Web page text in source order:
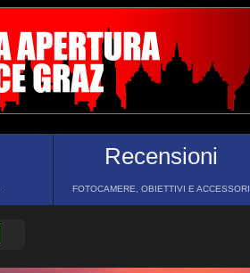
Recensioni
FOTOCAMERE, OBIETTIVI E ACCESSORI